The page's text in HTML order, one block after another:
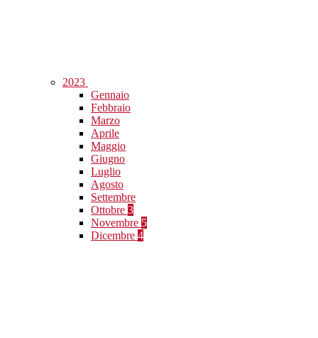
2023
Gennaio
Febbraio
Marzo
Aprile
Maggio
Giugno
Luglio
Agosto
Settembre
Ottobre 3
Novembre 5
Dicembre 4